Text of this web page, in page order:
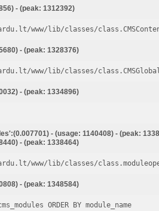
- (peak: 1312392)
www/lib/classes/
- (peak: 1328376)
www/lib/classes/
- (peak: 1334896)
- (usage: 1140408) - (peak:
- (peak: 1338464)
www/lib/classes/
- (peak: 1348584)